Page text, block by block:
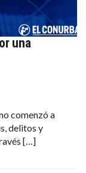
una
comenzó a
delitos y
[…]